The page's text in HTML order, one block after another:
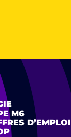
M6
D’EMPLOI